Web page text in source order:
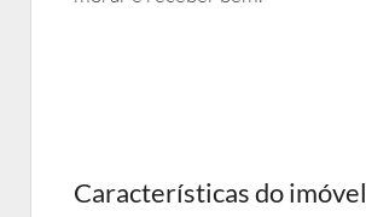
Características do imóvel